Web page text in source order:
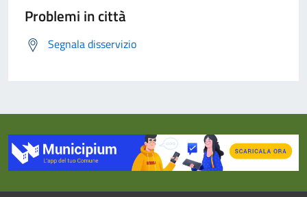
Problemi in città
Segnala disservizio